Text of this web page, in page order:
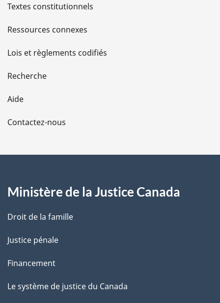
l
s
d
e
l
a
e
Textes constitutionnels
Ressources connexes
Lois et règlements codifiés
Recherche
Aide
Contactez-nous
Ministère de la Justice Canada
Droit de la famille
Justice pénale
Financement
Le système de justice du Canada